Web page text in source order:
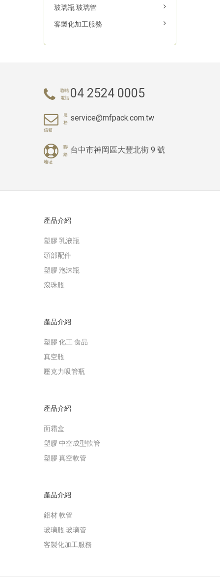
玻璃瓶 玻璃管
客製化加工服務
聯絡
電話 04 2524 0005
服
務
信箱
service@mfpack.com.tw
聯
絡
地址
台中市神岡區大豐北街 9 號
產品介紹
塑膠 乳液瓶
頭部配件
塑膠 泡沫瓶
滾珠瓶
產品介紹
塑膠 化工 食品
真空瓶
壓克力吸管瓶
產品介紹
面霜盒
塑膠 中空成型軟管
塑膠 真空軟管
產品介紹
鋁材 軟管
玻璃瓶 玻璃管
客製化加工服務